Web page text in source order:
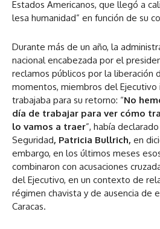
Estados Americanos, que llegó a
lesa humanidad” en función de su
Durante más de un año, la
nacional encabezada por el
reclamos públicos por la liberación
momentos, miembros del Ejecutivo
trabajaba para su retorno: “No
día de trabajar para ver cómo
lo vamos a traer”, había
Seguridad, Patricia Bullrich, en
embargo, en los últimos meses
combinaron con acusaciones
del Ejecutivo, en un contexto de
régimen chavista y de ausencia de
Caracas.